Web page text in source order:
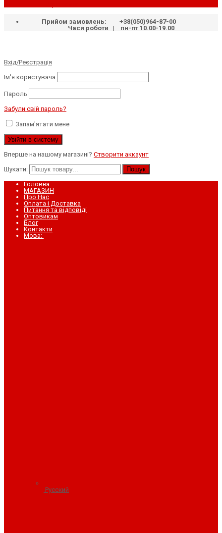
Прийом замовлень:
+38(050)964-87-00
Часи роботи | пн-пт 10.00-19.00
Вхід/Реєстрація
Ім'я користувача
Пароль
Забули свій пароль?
Запам'ятати мене
Вперше на нашому магазині? Створити аккаунт
Шукати:
Пошук
Головна
МАГАЗИН
Про Нас
Оплата і Доставка
Питання та відповіді
Оптовикам
Блог
Контакти
Мова:
Русский